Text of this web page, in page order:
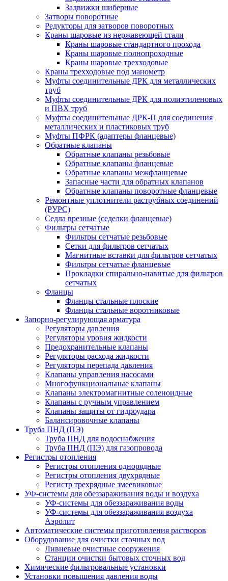
Задвижки шиберные
Затворы поворотные
Редукторы для затворов поворотных
Краны шаровые из нержавеющей стали
Краны шаровые стандартного прохода
Краны шаровые полнопроходные
Краны шаровые трехходовые
Краны трехходовые под манометр
Муфты соединительные ДРК для металлических
труб
Муфты соединительные ДРК для полиэтиленовых
и ПВХ труб
Муфты соединительные ДРК-П для соединения
металлических и пластиковых труб
Муфты ПФРК (адаптеры фланцевые)
Обратные клапаны
Обратные клапаны резьбовые
Обратные клапаны фланцевые
Обратные клапаны межфланцевые
Запасные части для обратных клапанов
Обратные клапаны поворотные фланцевые
Ремонтные уплотнители раструбных соединений
(РУРС)
Седла врезные (седелки фланцевые)
Фильтры сетчатые
Фильтры сетчатые резьбовые
Сетки для фильтров сетчатых
Магнитные вставки для фильтров сетчатых
Фильтры сетчатые фланцевые
Прокладки спирально-навитые для фильтров
сетчатых
Фланцы
Фланцы стальные плоские
Фланцы стальные воротниковые
Запорно-регулирующая арматура
Регуляторы давления
Регуляторы уровня жидкости
Предохранительные клапаны
Регуляторы расхода жидкости
Регуляторы перепада давления
Клапаны управления насосами
Многофункциональные клапаны
Клапаны электромагнитные соленоидные
Клапаны с ручным управлением
Клапаны защиты от гидроудара
Балансировочные клапаны
Труба ПНД (ПЭ)
Труба ПНД для водоснабжения
Труба ПНД (ПЭ) для газопровода
Регистры отопления
Регистры отопления однорядные
Регистры отопления двухрядные
Регистр трехрядные змеевиковые
УФ-системы для обеззараживания воды и воздуха
УФ-системы для обеззараживания воды
УФ-системы для обеззараживания воздуха
Аэролит
Автоматические системы приготовления растворов
Оборудование для очистки сточных вод
Ливневые очистные сооружения
Станции очистки бытовых сточных вод
Химические фильтровальные установки
Установки повышения давления воды